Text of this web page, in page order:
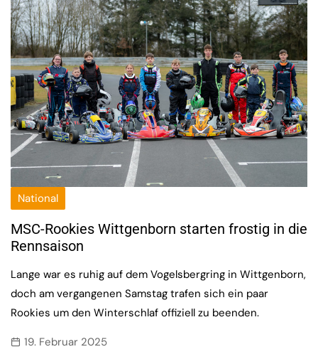
National
MSC-Rookies Wittgenborn starten frostig in die
Rennsaison
Lange war es ruhig auf dem Vogelsbergring in Wittgenborn,
doch am vergangenen Samstag trafen sich ein paar
Rookies um den Winterschlaf offiziell zu beenden.
19. Februar 2025